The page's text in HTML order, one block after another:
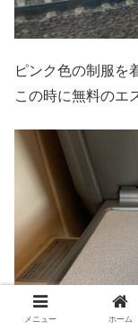
ピンク色の制服を
この時に無料のエ
メニュー ホーム